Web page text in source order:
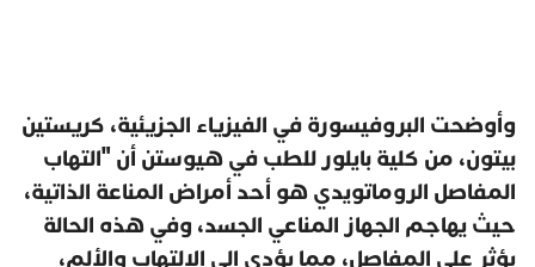
وأوضحت البروفيسورة في الفيزياء الجزيئية، كريستين
بيتون، من كلية بايلور للطب في هيوستن أن "التهاب
المفاصل الروماتويدي هو أحد أمراض المناعة الذاتية،
حيث يهاجم الجهاز المناعي الجسد، وفي هذه الحالة
يؤثر على المفاصل، مما يؤدي إلى الالتهاب والألم،